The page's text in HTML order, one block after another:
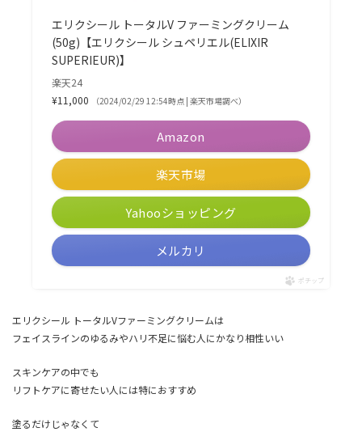
エリクシール トータルV ファーミングクリーム
(50g)【エリクシール シュペリエル(ELIXIR
SUPERIEUR)】
楽天24
¥11,000
（2024/02/29 12:54時点 | 楽天市場調べ）
Amazon
楽天市場
Yahooショッピング
メルカリ
ポチップ
エリクシール トータルVファーミングクリームは
フェイスラインのゆるみやハリ不足に悩む人にかなり相性いい
スキンケアの中でも
リフトケアに寄せたい人には特におすすめ
塗るだけじゃなくて